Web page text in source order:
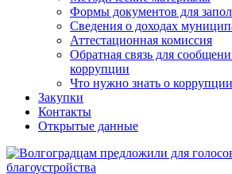
Формы документов для
Сведения о доходах
Аттестационная комиссия
Обратная связь для
коррупции
Что нужно знать о коррупции
Закупки
Контакты
Открытые данные